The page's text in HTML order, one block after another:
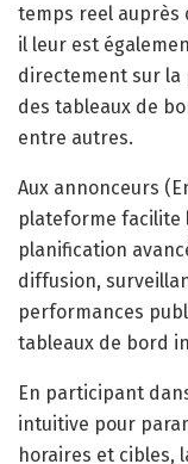
temps reel auprès
il leur est
directement sur la
des tableaux de
entre autres.
Aux annonceurs
plateforme facilite
planification
diffusion,
performances
tableaux de bord
En participant
intuitive pour
horaires et cibles,